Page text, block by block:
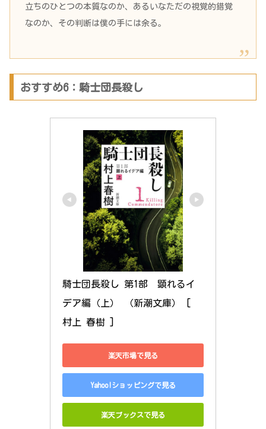
立ちのひとつの本質なのか、あるいなただの視覚的錯覚
なのか、その判断は僕の手には余る。
おすすめ6：騎士団長殺し
騎士団長殺し 第1部　顕れるイ
デア編（上） （新潮文庫） [
村上 春樹 ]
楽天市場で見る
Yahoo!ショッピングで見る
楽天ブックスで見る